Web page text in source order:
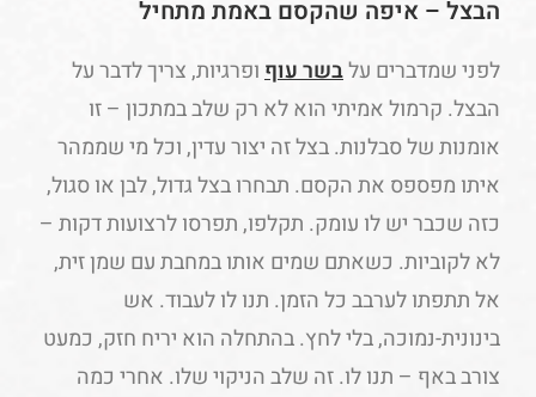
הבצל – איפה שהקסם באמת מתחיל
לפני שמדברים עלבשר עוףופרגיות, צריך לדבר על
הבצל. קרמול אמיתי הוא לא רק שלב במתכון – זו
אומנות של סבלנות. בצל זה יצור עדין, וכל מי שממהר
איתו מפספס את הקסם. תבחרו בצל גדול, לבן או סגול,
כזה שכבר יש לו עומק. תקלפו, תפרסו לרצועות דקות –
לא לקוביות. כשאתם שמים אותו במחבת עם שמן זית,
אל תתפתו לערבב כל הזמן. תנו לו לעבוד. אש
בינונית-נמוכה, בלי לחץ. בהתחלה הוא יריח חזק, כמעט
צורב באף – תנו לו. זה שלב הניקוי שלו. אחרי כמה